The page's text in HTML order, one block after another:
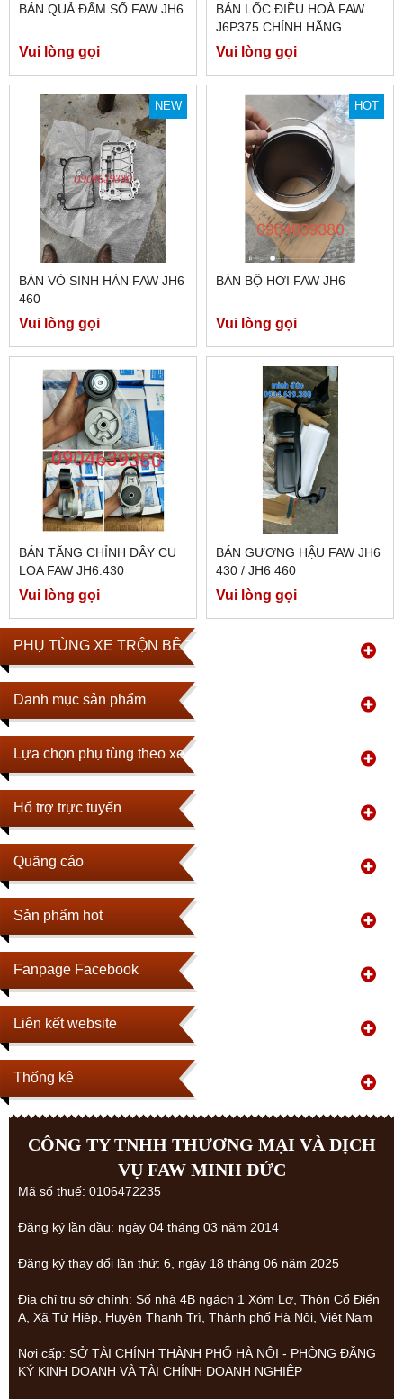
PHỤ TÙNG XE TRỘN BÊ TÔNG
Danh mục sản phẩm
Lựa chọn phụ tùng theo xe
Hổ trợ trực tuyến
Quãng cáo
Sản phẩm hot
Fanpage Facebook
Liên kết website
Thống kê
BÁN QUẢ ĐẤM SỐ FAW JH6
Vui lòng gọi
BÁN LỐC ĐIỀU HOÀ FAW
J6P375 CHÍNH HÃNG
Vui lòng gọi
NEW
BÁN VỎ SINH HÀN FAW JH6
460
Vui lòng gọi
HOT
BÁN BỘ HƠI FAW JH6
Vui lòng gọi
BÁN TĂNG CHỈNH DÂY CU
LOA FAW JH6.430
Vui lòng gọi
BÁN GƯƠNG HẬU FAW JH6
430 / JH6 460
Vui lòng gọi
CÔNG TY TNHH THƯƠNG MẠI VÀ DỊCH
VỤ FAW MINH ĐỨC
Mã số thuế: 0106472235
Đăng ký lần đầu: ngày 04 tháng 03 năm 2014
Đăng ký thay đổi lần thứ: 6, ngày 18 tháng 06 năm 2025
Địa chỉ trụ sở chính: Số nhà 4B ngách 1 Xóm Lợ, Thôn Cổ Điển
A, Xã Tứ Hiệp, Huyện Thanh Trì, Thành phố Hà Nội, Việt Nam
Nơi cấp: SỞ TÀI CHÍNH THÀNH PHỐ HÀ NỘI - PHÒNG ĐĂNG
KÝ KINH DOANH VÀ TÀI CHÍNH DOANH NGHIỆP